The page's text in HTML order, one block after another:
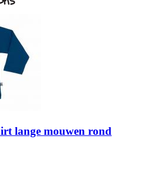
lange mouwen rond